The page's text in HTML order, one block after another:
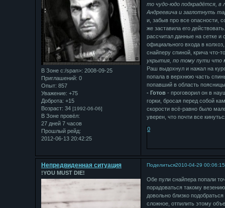
В Зоне с:/span>: 2008-09-25
Приглашений: 0
Опыт: 857
Уважение: +75
Доброта: +15
Возраст: 34 [1992-06-06]
В Зоне провёл:
27 дней 7 часов
Прошлый рейд:
2012-06-13 20:42:25
то чудо-юдо подкрадётся, в
Андреевича и заглотнуть
и, забыв про все опасности,
же заставила его
рассчитал данные на сетке и
официального входа в
снайперу спиной, крича что-
укрытия, по тому пути что
Раш выдохнул и нажал на
попала в верхнюю часть
попавший в область
- Готов - проговорил он в
горки, бросая перед собой
скорости всё-равно было
уверен, что почти все
0
Поделиться2010-04-29 00:06:15
Непредвиденная ситуация
!YOU MUST DIE!
Обе пули снайпера попали
порадоваться такому
довольно близко
сложное, отпилить этому